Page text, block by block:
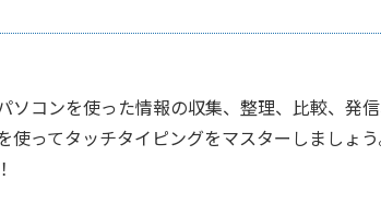
コンを使った情報の収集、整理、比較、発
使ってタッチタイピングをマスターしましょ